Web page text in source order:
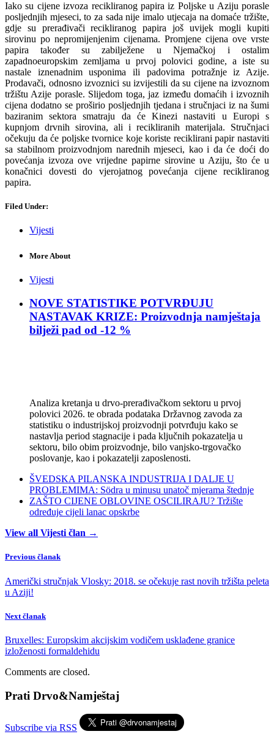
Iako su cijene izvoza recikliranog papira iz Poljske u Aziju porasle
posljednjih mjeseci, to za sada nije imalo utjecaja na domaće tržište,
gdje su prerađivači recikliranog papira još uvijek mogli kupiti
sirovinu po nepromijenjenim cijenama. Promjene cijena ove vrste
papira također su zabilježene u Njemačkoj i ostalim
zapadnoeuropskim zemljama u prvoj polovici godine, a iste su
nastale iznenadnim usponima ili padovima potražnje iz Azije.
Prodavači, odnosno izvoznici su izvijestili da su cijene na izvoznom
tržištu Azije porasle. Slijedom toga, jaz između domaćih i izvoznih
cijena dodatno se proširio posljednjih tjedana i stručnjaci iz na šumi
baziranim sektora smatraju da će Kinezi nastaviti u Europi s
kupnjom drvnih sirovina, ali i recikliranih materijala. Stručnjaci
očekuju da će poljske tvornice koje koriste reciklirani papir nastaviti
sa stabilnom proizvodnjom narednih mjeseci, kao i da će doći do
povećanja izvoza ove vrijedne papirne sirovine u Aziju, što će u
konačnici dovesti do vjerojatnog povećanja cijene recikliranog
papira.
Filed Under:
Vijesti
More About
Vijesti
NOVE STATISTIKE POTVRĐUJU
NASTAVAK KRIZE: Proizvodnja namještaja
bilježi pad od -12 %
Analiza kretanja u drvo-prerađivačkom sektoru u prvoj
polovici 2026. te obrada podataka Državnog zavoda za
statistiku o industrijskoj proizvodnji potvrđuju kako se
nastavlja period stagnacije i pada ključnih pokazatelja u
sektoru, bilo obim proizvodnje, bilo vanjsko-trgovačko
poslovanje, kao i pokazatelji zaposlenosti.
ŠVEDSKA PILANSKA INDUSTRIJA I DALJE U
PROBLEMIMA: Södra u minusu unatoč mjerama štednje
ZAŠTO CIJENE OBLOVINE OSCILIRAJU? Tržište
određuje cijeli lanac opskrbe
View all Vijesti član →
Previous članak
Američki stručnjak Vlosky: 2018. se očekuje rast novih tržišta peleta
u Aziji!
Next članak
Bruxelles: Europskim akcijskim vodičem usklađene granice
izloženosti formaldehidu
Comments are closed.
Prati Drvo&Namještaj
Subscribe via RSS